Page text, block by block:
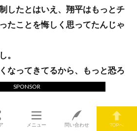
したとはいえ、翔平はもっとチ
たことを悔しく思ってたんじゃ
。
なってきてるから、もっと恐ろ
ぞ。
SPONSOR
メニュー 問い合わせ TOPへ